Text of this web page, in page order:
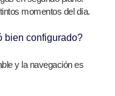
momentos del día.
bien configurado?
y la navegación es